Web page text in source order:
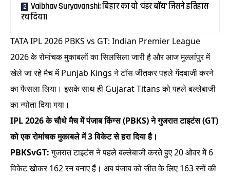
Vaibhav Suryavanshi: बिहार का वो ‘वंडर बॉय’ जिसने इतिहास
रच दिया।
TATA IPL 2026 PBKS vs GT: Indian Premier League
2026 के रोमांचक मुकाबलों का सिलसिला जारी है और आज मुल्लांपुर में
खेले जा रहे मैच में Punjab Kings ने टॉस जीतकर पहले गेंदबाजी करने
का फैसला लिया। इसके साथ ही Gujarat Titans को पहले बल्लेबाजी
का न्योता दिया गया।
IPL 2026 के चौथे मैच में पंजाब किंग्स (PBKS) ने गुजरात टाइटंस (GT)
को एक रोमांचक मुकाबले में 3 विकेट से हरा दिया है।
PBKSvGT:गुजरात टाइटंस ने पहले बल्लेबाजी करते हुए 20 ओवर में 6
विकेट खोकर 162 रन बनाए हैं। अब पंजाब को जीत के लिए 163 रनों की